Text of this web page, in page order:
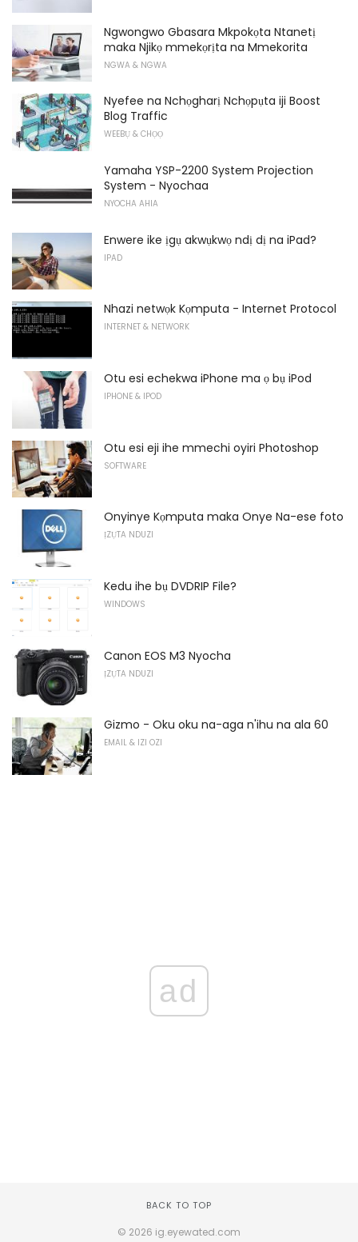
Ngwongwo Gbasara Mkpokọta Ntanetị
maka Njikọ mmekọrịta na Mmekorita
NGWA & NGWA
Nyefee na Nchọgharị Nchọpụta iji Boost
Blog Traffic
WEEBỤ & CHỌỌ
Yamaha YSP-2200 System Projection
System - Nyochaa
NYOCHA AHIA
Enwere ike ịgụ akwụkwọ ndị dị na iPad?
IPAD
Nhazi netwọk Kọmputa - Internet Protocol
INTERNET & NETWORK
Otu esi echekwa iPhone ma ọ bụ iPod
IPHONE & IPOD
Otu esi eji ihe mmechi oyiri Photoshop
SOFTWARE
Onyinye Kọmputa maka Onye Na-ese foto
ỊZỤTA NDUZI
Kedu ihe bụ DVDRIP File?
WINDOWS
Canon EOS M3 Nyocha
ỊZỤTA NDUZI
Gizmo - Oku oku na-aga n'ihu na ala 60
EMAIL & IZI OZI
ad
BACK TO TOP
© 2026 ig.eyewated.com